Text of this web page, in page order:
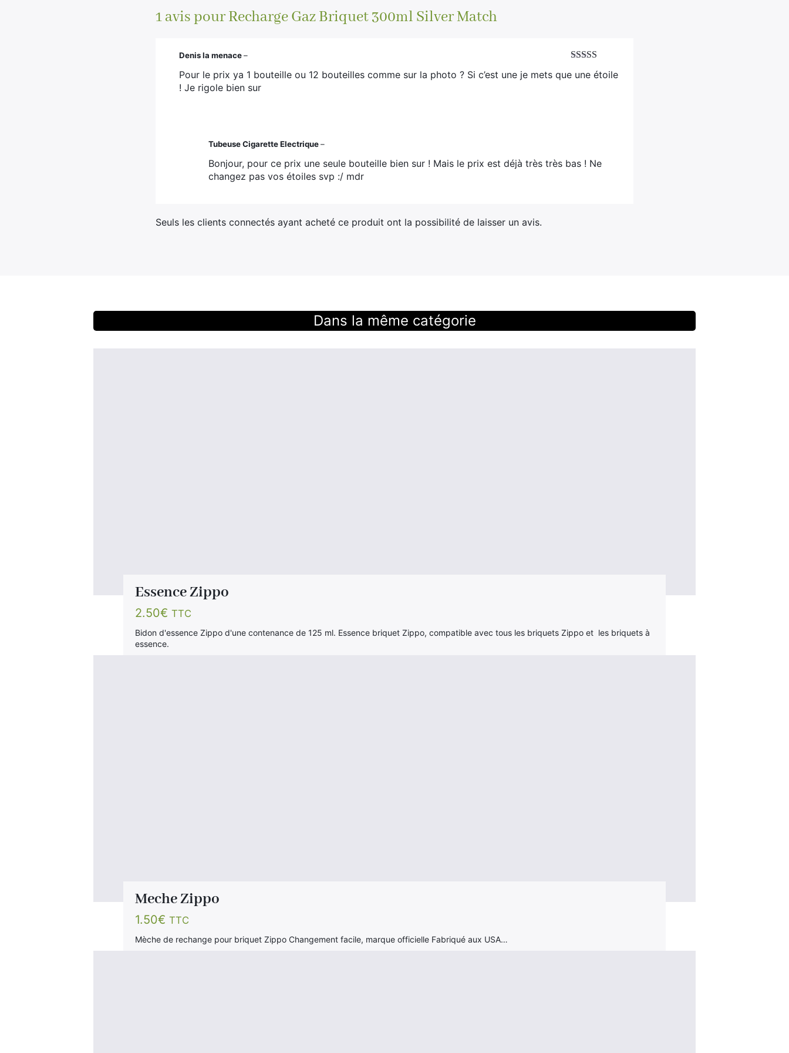
1 avis pourRecharge Gaz Briquet 300ml Silver Match
sur 5
Denis la menace–
Pour le prix ya 1 bouteille ou 12 bouteilles comme sur la photo ? Si c’est une je mets que une étoile
! Je rigole bien sur
Tubeuse Cigarette Electrique–
Bonjour, pour ce prix une seule bouteille bien sur ! Mais le prix est déjà très très bas ! Ne
changez pas vos étoiles svp :/ mdr
Seuls les clients connectés ayant acheté ce produit ont la possibilité de laisser un avis.
Dans la même catégorie
Essence Zippo
2.50€ TTC
Bidon d'essence Zippo d'une contenance de 125 ml. Essence briquet Zippo, compatible avec tous les briquets Zippo et les briquets à
essence.
Meche Zippo
1.50€ TTC
Mèche de rechange pour briquet Zippo Changement facile, marque officielle Fabriqué aux USA…